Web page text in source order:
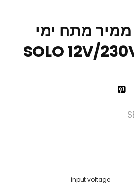
CRISTEC ממיר מתח ימי
SOLO 12V/
input voltage